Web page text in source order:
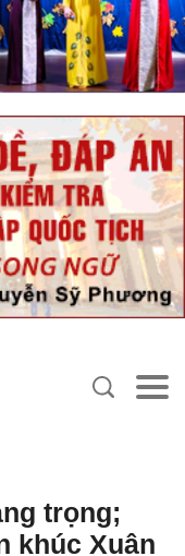
trọng;
khúc Xuân